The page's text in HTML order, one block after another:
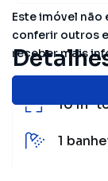
Este imóvel
conferir outros
receber mais
10 m²
1